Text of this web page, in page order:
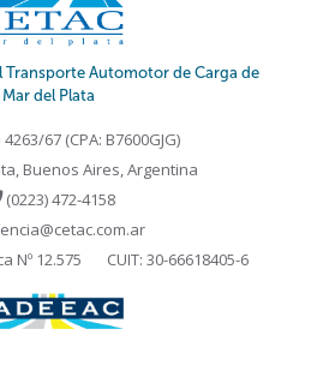
Transporte Automotor de Carga de
Mar del Plata
67 (CPA: B7600GJG)
Buenos Aires, Argentina
(0223) 472-4158
Nº 12.575 CUIT: 30-66618405-6